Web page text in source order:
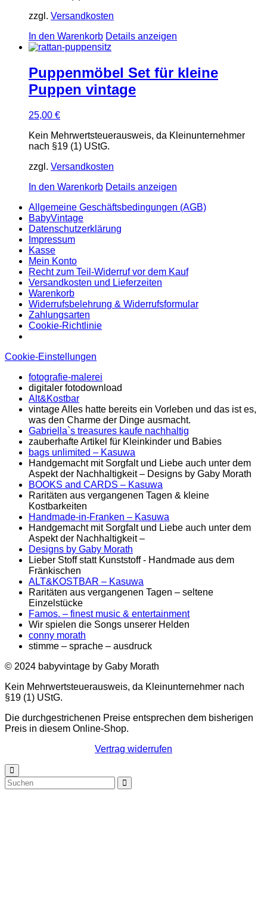
zzgl. Versandkosten
In den Warenkorb Details anzeigen
Puppenmöbel Set für kleine
Puppen vintage
25,00 €
Kein Mehrwertsteuerausweis, da Kleinunternehmer
nach §19 (1) UStG.
zzgl. Versandkosten
In den Warenkorb Details anzeigen
Allgemeine Geschäftsbedingungen (AGB)
BabyVintage
Datenschutzerklärung
Impressum
Kasse
Mein Konto
Recht zum Teil-Widerruf vor dem Kauf
Versandkosten und Lieferzeiten
Warenkorb
Widerrufsbelehrung & Widerrufsformular
Zahlungsarten
Cookie-Richtlinie
Cookie-Einstellungen
fotografie-malerei
digitaler fotodownload
Alt&Kostbar
vintage Alles hatte bereits ein Vorleben und das ist es,
was den Charme der Dinge ausmacht.
Gabriella`s treasures kaufe nachhaltig
zauberhafte Artikel für Kleinkinder und Babies
bags unlimited – Kasuwa
Handgemacht mit Sorgfalt und Liebe auch unter dem
Aspekt der Nachhaltigkeit – Designs by Gaby Morath
BOOKS and CARDS – Kasuwa
Raritäten aus vergangenen Tagen & kleine
Kostbarkeiten
Handmade-in-Franken – Kasuwa
Handgemacht mit Sorgfalt und Liebe auch unter dem
Aspekt der Nachhaltigkeit –
Designs by Gaby Morath
Lieber Stoff statt Kunststoff - Handmade aus dem
Fränkischen
ALT&KOSTBAR – Kasuwa
Raritäten aus vergangenen Tagen – seltene
Einzelstücke
Famos. – finest music & entertainment
Wir spielen die Songs unserer Helden
conny morath
stimme – sprache – ausdruck
© 2024 babyvintage by Gaby Morath
Kein Mehrwertsteuerausweis, da Kleinunternehmer nach
§19 (1) UStG.
Die durchgestrichenen Preise entsprechen dem bisherigen
Preis in diesem Online-Shop.
Vertrag widerrufen